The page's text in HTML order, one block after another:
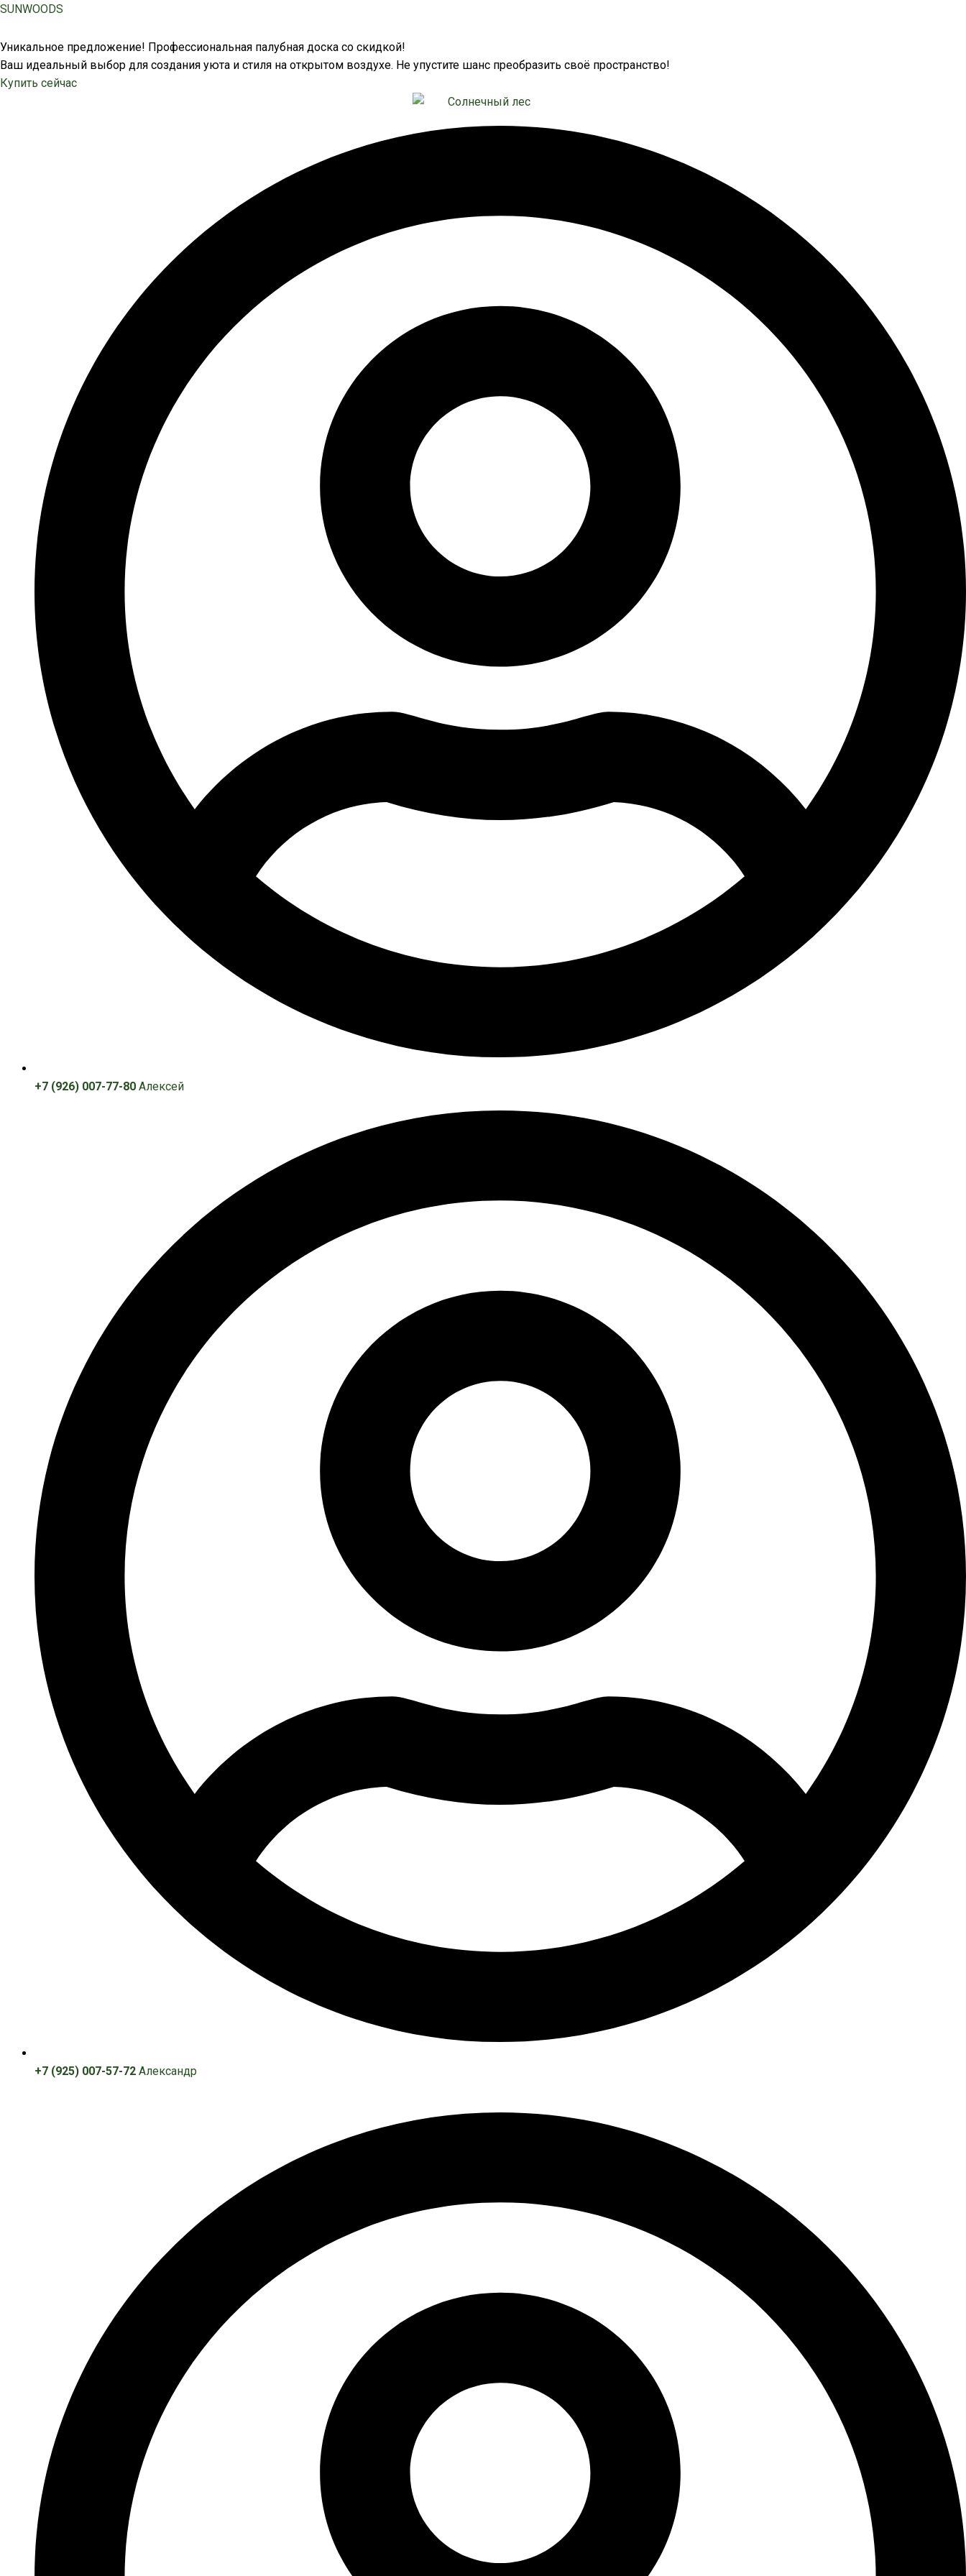
Перейти
содержимому
SUNWOODS
Уникальное предложение! Профессиональная палубная доска со скидкой!
Ваш идеальный выбор для создания уюта и стиля на открытом воздухе. Не упустите шанс преобразить своё пространство!
Купить сейчас
+7 (926) 007-77-80 Алексей
+7 (925) 007-57-72 Александр